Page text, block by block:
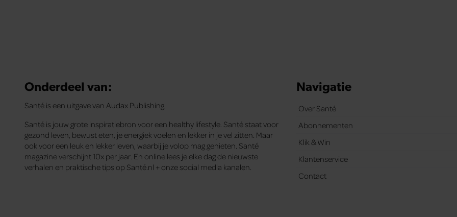
Onderdeel van:
Santé is een uitgave van Audax Publishing.
Santé is jouw grote inspiratiebron voor een healthy lifestyle. Santé staat voor
gezond leven, bewust eten, je energiek voelen en lekker in je vel zitten. Maar
ook voor een leuk en lekker leven, waarbij je volop mag genieten. Santé
magazine verschijnt 10x per jaar. En online lees je elke dag de nieuwste
verhalen en praktische tips op Santé.nl + onze social media kanalen.
Navigatie
Over Santé
Abonnementen
Klik & Win
Klantenservice
Contact